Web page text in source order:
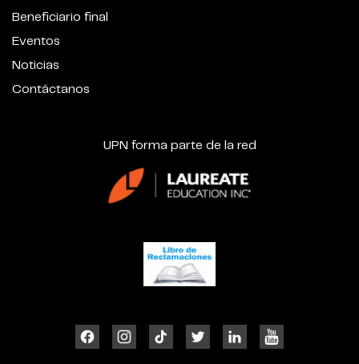
Beneficiario final
Eventos
Noticias
Contáctanos
UPN forma parte de la red